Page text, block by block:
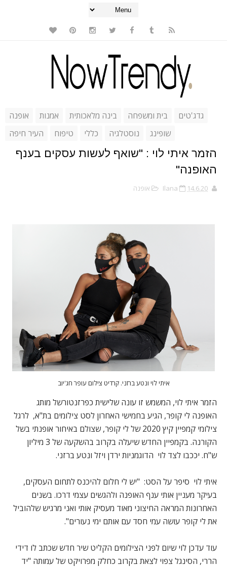
אופנה אמנות בינה מלאכותית בית ומשפחה
גדג'טים
העיר חיפה
טיפוח כללי נוסטלגיה שופינג
הזמר איתי לוי : "שואף לעשות עסקים בענף
האופנה"
Ilana 14.6.20 אופנה
איתי לוי ונטע ברזני. קרדיט צילום עופר חג'יוב
הזמר איתי לוי, המשמש זו עונה שלישית כפרזנטורשל מותג
האופנה לי קופר, הגיע בחמישי האחרון לסט צילומים בת"א, לרגל
צילומי קמפיין קיץ 2020 של לי קופר, שצולם באיחור אופנתי בשל
הקורנה. בקמפיין החדש שיעלה בקרוב בהשקעה של 3 מיליון
ש"ח. יככבו לצד לוי הדוגמניות ירדן ויזל ונטע ברזני.
איתי לוי סיפר על הסט: "יש לי חלום להיכנס לתחום העסקים,
בעיקר מעניין אותי ענף האופנה ולהגשים עצמי דרכו. בשנים
האחרונות המראה החיצוני מאוד מעסיק אותי ואני מרגיש שלהוביל
את לי קופר עושה עמי חסד עם אותם ימי נעורים".
עוד עדכן לוי שיום לפני הצילומים הקליט שיר חדש שכתב לו דידי
הררי, הסינגל צפוי לצאת בקרוב כחלק מפרויקט של עמותה "יד